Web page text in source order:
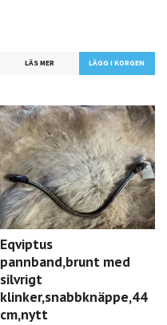
LÄS MER
Eqviptus
pannband,brunt med
silvrigt
klinker,snabbknäppe,44
cm,nytt